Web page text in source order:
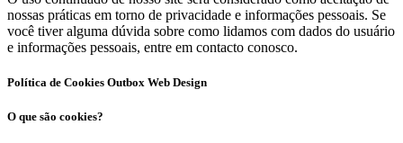
nossas práticas em torno de privacidade e informações pessoais. Se
você tiver alguma dúvida sobre como lidamos com dados do usuário
e informações pessoais, entre em contacto conosco.
Política de Cookies Outbox Web Design
O que são cookies?